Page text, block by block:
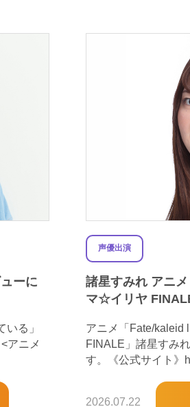
ーに
る」
アニメ
声優出演
諸星すみれ アニ
マ☆イリヤ
アニメ「Fate/kaleid
FINALE」諸星すみ
す。《公式サイト》
2026.07.22